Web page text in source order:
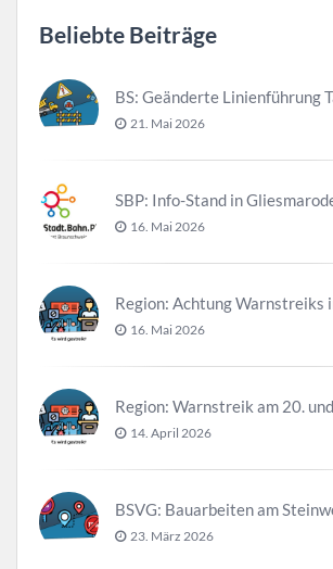
Beliebte Beiträge
BS: Geänderte Linienführung
21. Mai 2026
16. Mai 2026
16. Mai 2026
14. April 2026
23. März 2026